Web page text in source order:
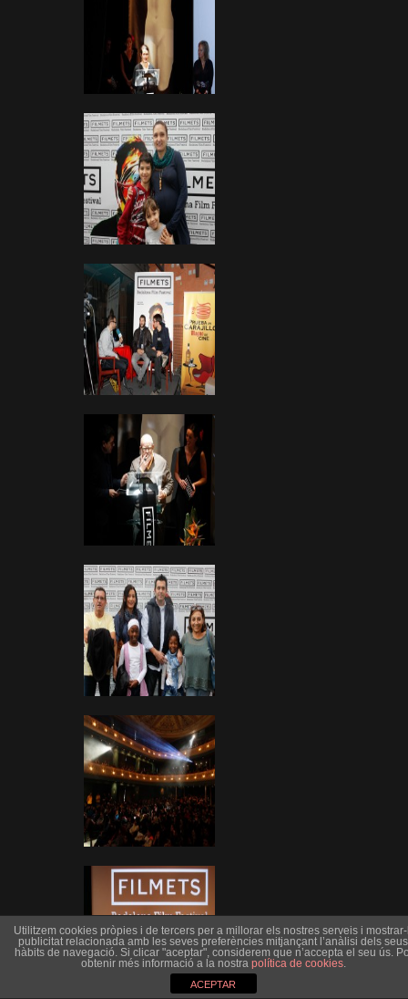
Utilitzem cookies pròpies i de tercers per a millorar els nostres serveis i
publicitat relacionada amb les seves preferències mitjançant l’anàlisi dels seus
hàbits de navegació. Si clicar "aceptar", considerem que n’accepta el seu ús.
obtenir més informació a la nostra política de cookies.
ACEPTAR